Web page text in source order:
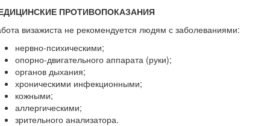
ПРОТИВОПОКАЗАНИЯ
визажиста не рекомендуется людям с заболеваниями:
нервно-психическими;
опорно-двигательного аппарата (руки);
органов дыхания;
хроническими инфекционными;
кожными;
аллергическими;
зрительного анализатора.